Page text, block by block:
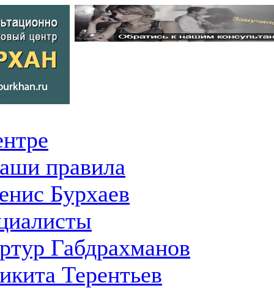
правила
Бурхаев
Габдрахманов
Терентьев